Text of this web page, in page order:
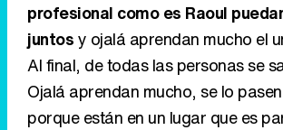
profesional como es Raoul
juntosy ojalá aprendan mucho el
Al final, de todas las personas se
Ojalá aprendan mucho, se lo
porque están en un lugar que es